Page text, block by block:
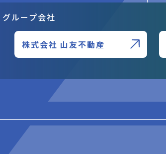
グループ会社
株式会社 山友不動産